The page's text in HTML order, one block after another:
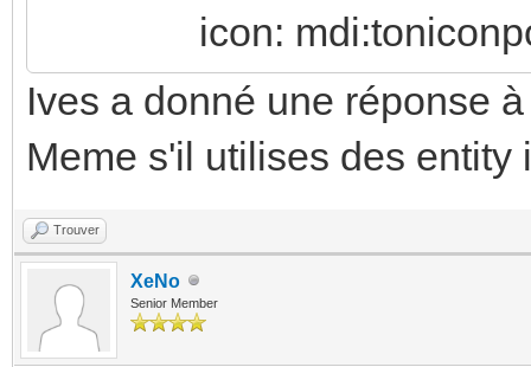
name: PAC time
unique_id:
entity_id:
type: time
start: "{{
second=0) }}"
icon:
Ives a donné une réponse
Meme s'il utilises des
Trouver
XeNo
Senior Member